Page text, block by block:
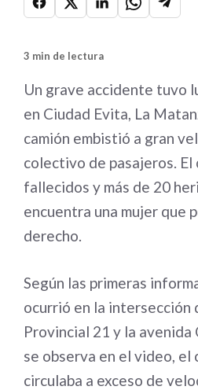
3 min de lectura
Un grave accidente tuvo
en Ciudad Evita, La
camión embistió a gran
colectivo de pasajeros. El
fallecidos y más de 20
encuentra una mujer que
derecho.
Según las primeras
ocurrió en la intersección
Provincial 21 y la avenida
se observa en el video, el
circulaba a exceso de